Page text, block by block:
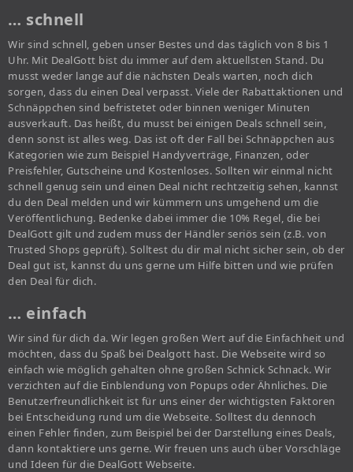
… schnell
Wir sind schnell, geben unser Bestes und das täglich von 8 bis 1
Uhr. Mit DealGott bist du immer auf dem aktuellsten Stand. Du
musst weder lange auf die nächsten Deals warten, noch dich
sorgen, dass du einen Deal verpasst. Viele der Rabattaktionen und
Schnäppchen sind befristetet oder binnen weniger Minuten
ausverkauft. Das heißt, du musst bei einigen Deals schnell sein,
denn sonst ist alles weg. Das ist oft der Fall bei Schnäppchen aus
Kategorien wie zum Beispiel Handyverträge, Finanzen, oder
Preisfehler, Gutscheine und Kostenloses. Sollten wir einmal nicht
schnell genug sein und einen Deal nicht rechtzeitig sehen, kannst
du den Deal melden und wir kümmern uns umgehend um die
Veröffentlichung. Bedenke dabei immer die 10% Regel, die bei
DealGott gilt und zudem muss der Händler seriös sein (z.B. von
Trusted Shops geprüft). Solltest du dir mal nicht sicher sein, ob der
Deal gut ist, kannst du uns gerne um Hilfe bitten und wie prüfen
den Deal für dich.
… einfach
Wir sind für dich da. Wir legen großen Wert auf die Einfachheit und
möchten, dass du Spaß bei Dealgott hast. Die Webseite wird so
einfach wie möglich gehalten ohne großen Schnick Schnack. Wir
verzichten auf die Einblendung von Popups oder Ähnliches. Die
Benutzerfreundlichkeit ist für uns einer der wichtigsten Faktoren
bei Entscheidung rund um die Webseite. Solltest du dennoch
einen Fehler finden, zum Beispiel bei der Darstellung eines Deals,
dann kontaktiere uns gerne. Wir freuen uns auch über Vorschläge
und Ideen für die DealGott Webseite.